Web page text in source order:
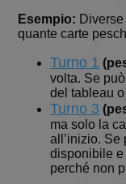
Esempio:
quante carte
Turno 1
volta. Se
del tableau
Turno 3
ma solo la
all’inizio. Se
disponibile e
perché non
Nome
Nome
BlissLR
Nome
BlissTD
g_state
BlissTN